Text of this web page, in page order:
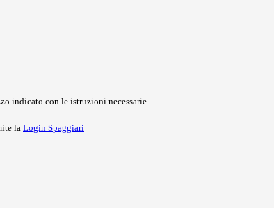
indicato con le istruzioni necessarie.
la Login Spaggiari